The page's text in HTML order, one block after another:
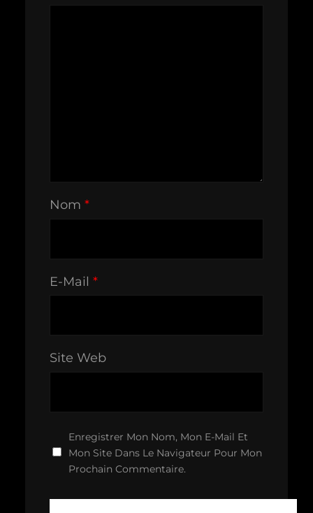
Nom *
E-Mail *
Site Web
Enregistrer Mon Nom, Mon E-Mail Et
Mon Site Dans Le Navigateur Pour Mon
Prochain Commentaire.